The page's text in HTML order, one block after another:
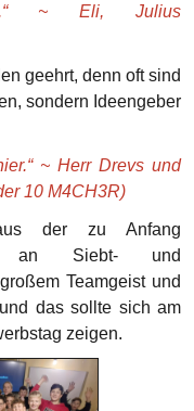
~ Eli, Julius
geehrt, denn oft sind
sondern Ideengeber
~ Herr Drevs und
10 M4CH3R)
der zu Anfang
an Siebt- und
Teamgeist und
das sollte sich am
zeigen.